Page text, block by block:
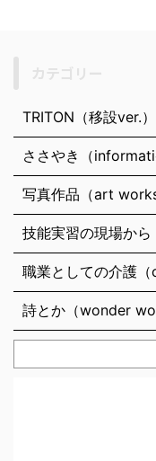
TRITON（移設ver.）
ささやき（
写真作品（art works
技能実習の現場か
職業としての介護
詩とか（wonder